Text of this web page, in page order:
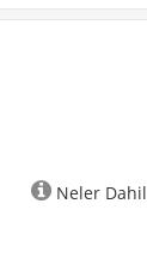
Neler Dahil